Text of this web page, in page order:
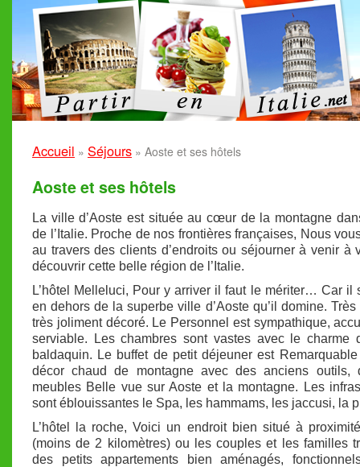
Accueil » Séjours » Aoste et ses hôtels
Aoste et ses hôtels
La ville d’Aoste est située au cœur de la montagne
de l’Italie. Proche de nos frontières françaises, Nous
au travers des clients d’endroits ou séjourner à venir à
découvrir cette belle région de l’Italie.
L’hôtel Melleluci, Pour y arriver il faut le mériter… Car il
en dehors de la superbe ville d’Aoste qu’il domine.
très joliment décoré. Le Personnel est sympathique,
serviable. Les chambres sont vastes avec le charme
baldaquin. Le buffet de petit déjeuner est
décor chaud de montagne avec des anciens outils,
meubles Belle vue sur Aoste et la montagne. Les
sont éblouissantes le Spa, les hammams, les jaccusi, la
L’hôtel la roche, Voici un endroit bien situé à
(moins de 2 kilomètres) ou les couples et les familles
des petits appartements bien aménagés,